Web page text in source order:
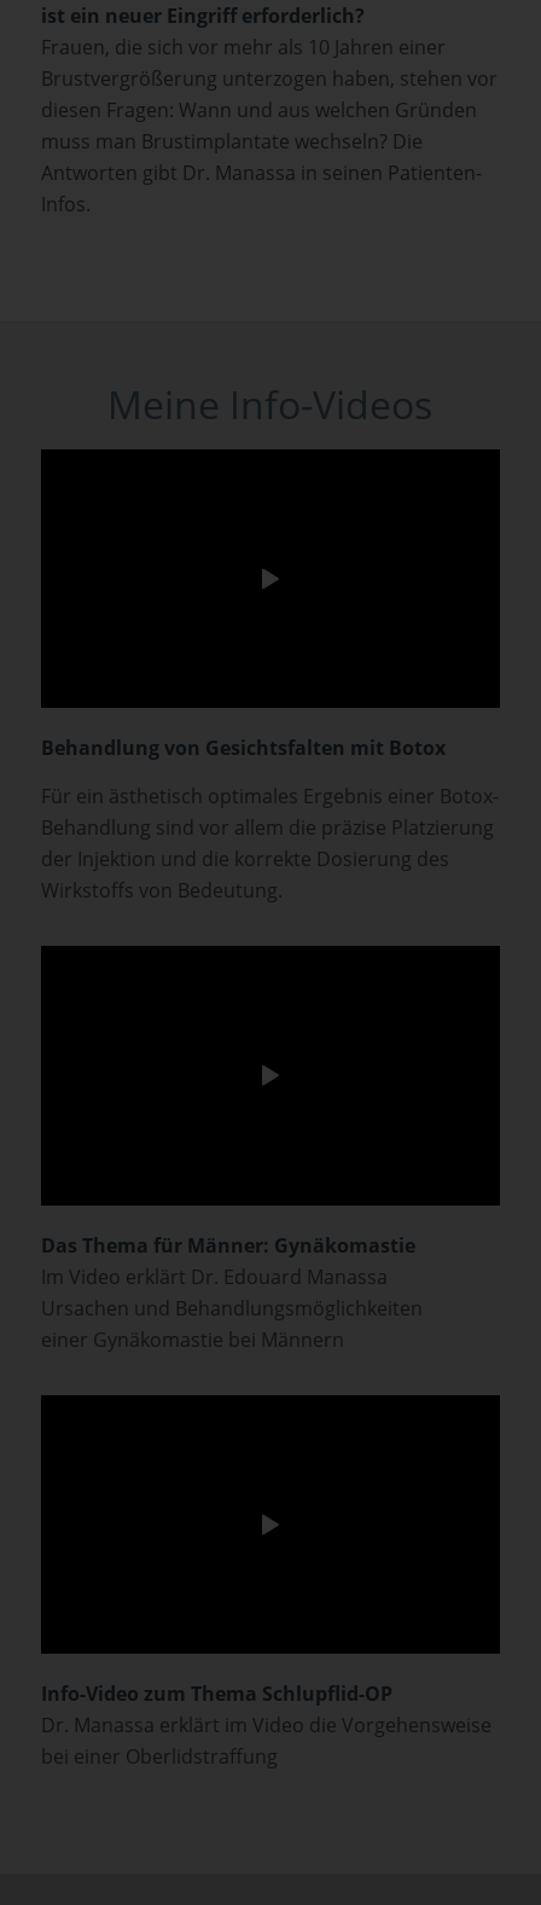
ist ein neuer Eingriff erforderlich?
Frauen, die sich vor mehr als 10 Jahren einer
Brustvergrößerung unterzogen haben, stehen vor
diesen Fragen: Wann und aus welchen Gründen
muss man Brustimplantate wechseln? Die
Antworten gibt Dr. Manassa in seinen Patienten-
Infos.
Meine Info-Videos
Behandlung von Gesichtsfalten mit Botox
Für ein ästhetisch optimales Ergebnis einer Botox-
Behandlung sind vor allem die präzise Platzierung
der Injektion und die korrekte Dosierung des
Wirkstoffs von Bedeutung.
Das Thema für Männer: Gynäkomastie
Im Video erklärt Dr. Edouard Manassa
Ursachen und Behandlungsmöglichkeiten
einer Gynäkomastie bei Männern
Info-Video zum Thema Schlupflid-OP
Dr. Manassa erklärt im Video die Vorgehensweise
bei einer Oberlidstraffung